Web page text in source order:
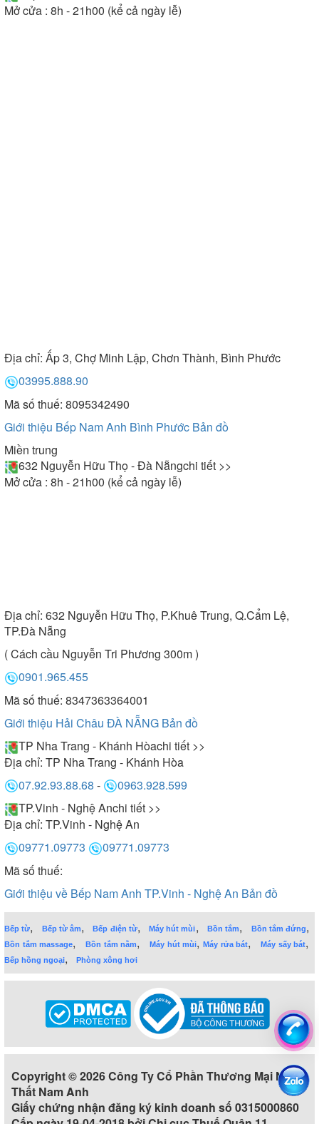
Mở cửa : 8h - 21h00 (kể cả ngày lễ)
Địa chỉ: Ấp 3, Chợ Minh Lập, Chơn Thành, Bình Phước
03995.888.90
Mã số thuế: 8095342490
Giới thiệu Bếp Nam Anh Bình Phước Bản đồ
Miền trung
632 Nguyễn Hữu Thọ - Đà Nẵngchi tiết >>
Mở cửa : 8h - 21h00 (kể cả ngày lễ)
Địa chỉ: 632 Nguyễn Hữu Thọ, P.Khuê Trung, Q.Cẩm Lệ,
TP.Đà Nẵng
( Cách cầu Nguyễn Tri Phương 300m )
0901.965.455
Mã số thuế: 8347363364001
Giới thiệu Hải Châu ĐÀ NẴNG Bản đồ
TP Nha Trang - Khánh Hòachi tiết >>
Địa chỉ: TP Nha Trang - Khánh Hòa
07.92.93.88.68 -
0963.928.599
TP.Vinh - Nghệ Anchi tiết >>
Địa chỉ: TP.Vinh - Nghệ An
09771.09773
09771.09773
Mã số thuế:
Giới thiệu về Bếp Nam Anh TP.Vinh - Nghệ An Bản đồ
Bếp từ, Bếp từ âm,Bếp điện từ,Máy hút mùi, Bồn tắm, Bồn tắm đứng,
Bồn tắm massage,Bồn tắm nằm,Máy hút mùi,Máy rửa bát,Máy sấy bát,
Bếp hồng ngoại, Phòng xông hơi
Copyright © 2026 Công Ty Cổ Phần Thương Mại Nội
Thất Nam Anh
Giấy chứng nhận đăng ký kinh doanh số 0315000860